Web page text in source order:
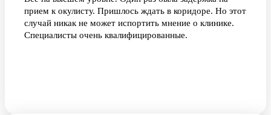
прием к окулисту. Пришлось ждать в коридоре. Но этот
случай никак не может испортить мнение о клинике.
Специалисты очень квалифицированные.